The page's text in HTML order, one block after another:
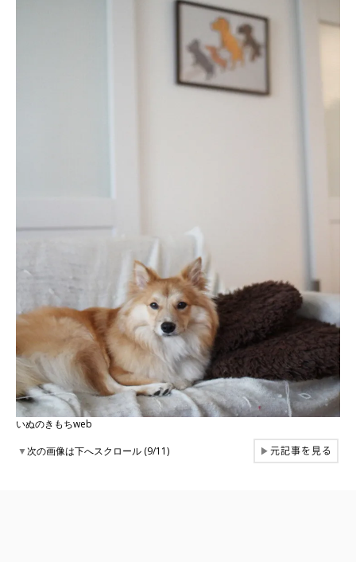
いぬのきもちweb
▼次の画像は下へスクロール (9/11) ▶元記事を見る